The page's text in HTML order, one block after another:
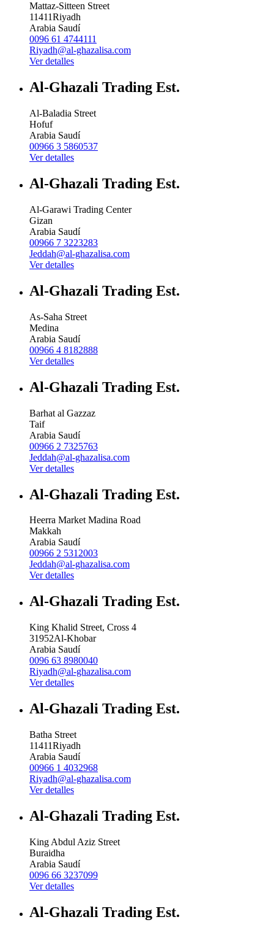
Mattaz-Sitteen Street
11411Riyadh
Arabia Saudí
0096 61 4744111
Riyadh@al-ghazalisa.com
Ver detalles
Al-Ghazali Trading Est.
Al-Baladia Street
Hofuf
Arabia Saudí
00966 3 5860537
Ver detalles
Al-Ghazali Trading Est.
Al-Garawi Trading Center
Gizan
Arabia Saudí
00966 7 3223283
Jeddah@al-ghazalisa.com
Ver detalles
Al-Ghazali Trading Est.
As-Saha Street
Medina
Arabia Saudí
00966 4 8182888
Ver detalles
Al-Ghazali Trading Est.
Barhat al Gazzaz
Taif
Arabia Saudí
00966 2 7325763
Jeddah@al-ghazalisa.com
Ver detalles
Al-Ghazali Trading Est.
Heerra Market Madina Road
Makkah
Arabia Saudí
00966 2 5312003
Jeddah@al-ghazalisa.com
Ver detalles
Al-Ghazali Trading Est.
King Khalid Street, Cross 4
31952Al-Khobar
Arabia Saudí
0096 63 8980040
Riyadh@al-ghazalisa.com
Ver detalles
Al-Ghazali Trading Est.
Batha Street
11411Riyadh
Arabia Saudí
00966 1 4032968
Riyadh@al-ghazalisa.com
Ver detalles
Al-Ghazali Trading Est.
King Abdul Aziz Street
Buraidha
Arabia Saudí
0096 66 3237099
Ver detalles
Al-Ghazali Trading Est.